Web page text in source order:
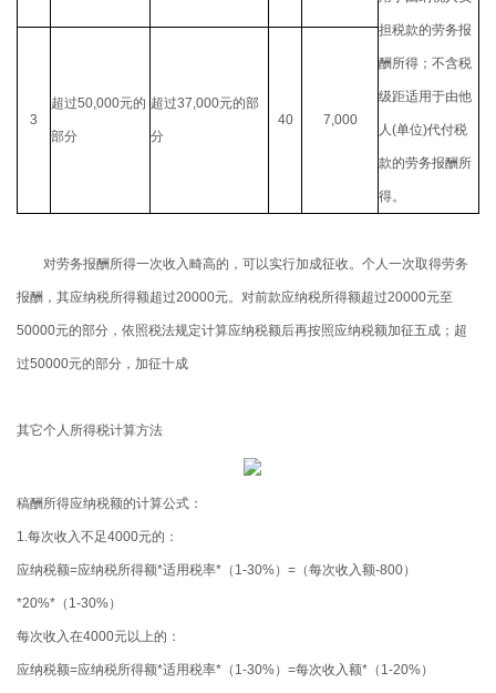
担税款的劳务报
酬所得；不含税
级距适用于由他
人 (单位)代付税
款的劳务报酬所
得。
3
超过50,000元的
部分
超过37,000元的部
分
40 7,000
对劳务报酬所得一次收入畸高的，可以实行加成征收。个人一次取得劳务
报酬，其应纳税所得额超过20000元。对前款应纳税所得额超过20000元至
50000元的部分，依照税法规定计算应纳税额后再按照应纳税额加征五成；超
过50000元的部分，加征十成
其它个人所得税计算方法
稿酬所得应纳税额的计算公式：
1.每次收入不足4000元的：
应纳税额=应纳税所得额*适用税率* （ 1-30%） = （每次收入额-800）
*20%* （ 1-30%）
每次收入在4000元以上的：
应纳税额=应纳税所得额*适用税率* （ 1-30%） =每次收入额* （ 1-20%）